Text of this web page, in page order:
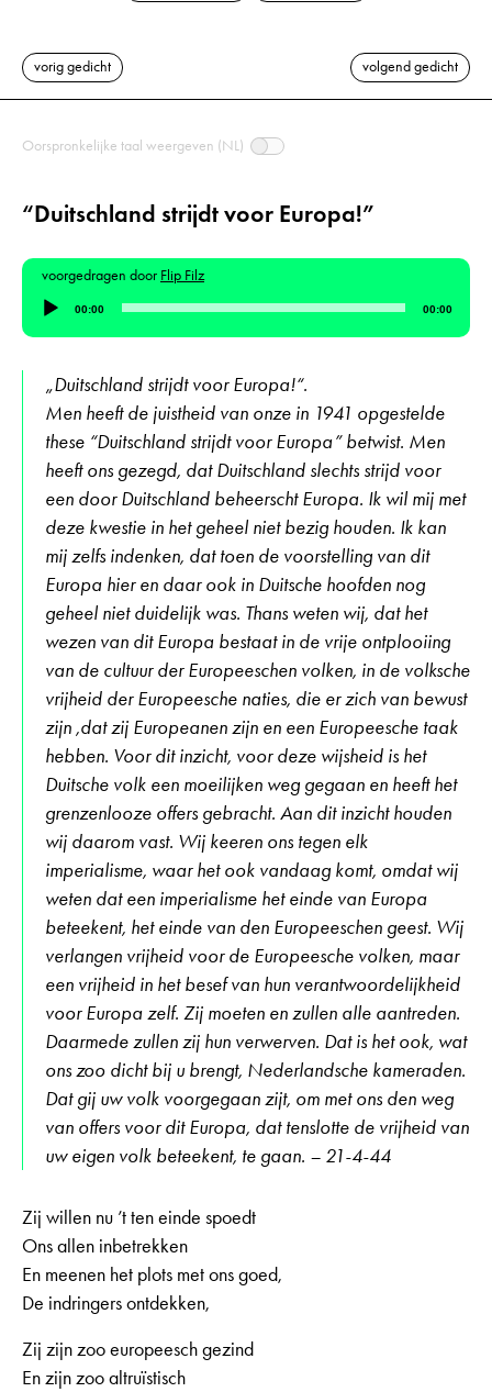
vorig gedicht volgend gedicht
Oorspronkelijke taal weergeven (NL)
“Duitschland strijdt voor Europa!”
voorgedragen door Flip Filz
Audiospeler
00:00 00:00
„Duitschland strijdt voor Europa!“.
Men heeft de juistheid van onze in 1941 opgestelde
these “Duitschland strijdt voor Europa” betwist. Men
heeft ons gezegd, dat Duitschland slechts strijd voor
een door Duitschland beheerscht Europa. Ik wil mij met
deze kwestie in het geheel niet bezig houden. Ik kan
mij zelfs indenken, dat toen de voorstelling van dit
Europa hier en daar ook in Duitsche hoofden nog
geheel niet duidelijk was. Thans weten wij, dat het
wezen van dit Europa bestaat in de vrije ontplooiing
van de cultuur der Europeeschen volken, in de volksche
vrijheid der Europeesche naties, die er zich van bewust
zijn ,dat zij Europeanen zijn en een Europeesche taak
hebben. Voor dit inzicht, voor deze wijsheid is het
Duitsche volk een moeilijken weg gegaan en heeft het
grenzenlooze offers gebracht. Aan dit inzicht houden
wij daarom vast. Wij keeren ons tegen elk
imperialisme, waar het ook vandaag komt, omdat wij
weten dat een imperialisme het einde van Europa
beteekent, het einde van den Europeeschen geest. Wij
verlangen vrijheid voor de Europeesche volken, maar
een vrijheid in het besef van hun verantwoordelijkheid
voor Europa zelf. Zij moeten en zullen alle aantreden.
Daarmede zullen zij hun verwerven. Dat is het ook, wat
ons zoo dicht bij u brengt, Nederlandsche kameraden.
Dat gij uw volk voorgegaan zijt, om met ons den weg
van offers voor dit Europa, dat tenslotte de vrijheid van
uw eigen volk beteekent, te gaan. – 21-4-44
Zij willen nu ’t ten einde spoedt
Ons allen inbetrekken
En meenen het plots met ons goed,
De indringers ontdekken,
Zij zijn zoo europeesch gezind
En zijn zoo altruïstisch